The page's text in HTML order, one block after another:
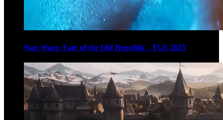
Star Wars: Fate of the Old Republic - TGS 2025